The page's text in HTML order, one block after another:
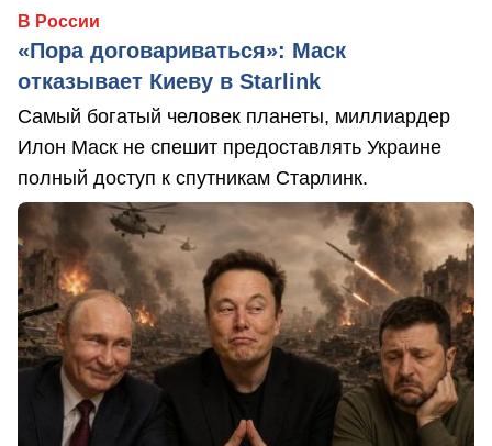
В России
«Пора договариваться»: Маск
отказывает Киеву в Starlink
Самый богатый человек планеты, миллиардер
Илон Маск не спешит предоставлять Украине
полный доступ к спутникам Старлинк.